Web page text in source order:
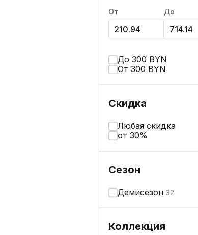
От До
До 300 BYN
От 300 BYN
Скидка
Любая скидка
от 30%
Сезон
Демисезон 32
Коллекция